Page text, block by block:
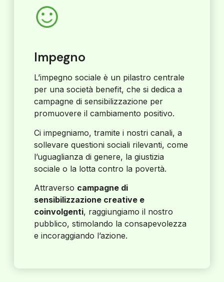
Impegno
L’impegno sociale è un pilastro centrale
per una società benefit, che si dedica a
campagne di sensibilizzazione per
promuovere il cambiamento positivo.
Ci impegniamo, tramite i nostri canali, a
sollevare questioni sociali rilevanti, come
l’uguaglianza di genere, la giustizia
sociale o la lotta contro la povertà.
Attraverso campagne di
sensibilizzazione creative e
coinvolgenti, raggiungiamo il nostro
pubblico, stimolando la consapevolezza
e incoraggiando l’azione.